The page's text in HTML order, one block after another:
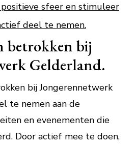
positieve sfeer en stimuleer
deel te nemen.
betrokken bij
Gelderland.
bij Jongerennetwerk
te nemen aan de
en evenementen die
Door actief mee te doen,